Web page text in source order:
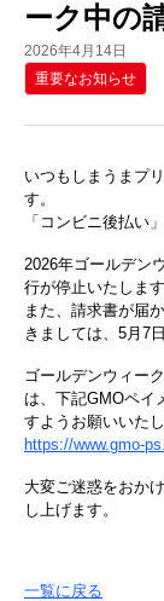
ーク中の
2026年4月14日
重要なお知らせ
いつもしまうまプ
す。
「コンビニ後払い
2026年ゴールデン
行が停止いたします
また、請求書が届
きましては、5月7
ゴールデンウィー
は、下記GMOペイ
すようお願いいたし
https://www.gmo-
大変ご迷惑をおか
し上げます。
一覧に戻る